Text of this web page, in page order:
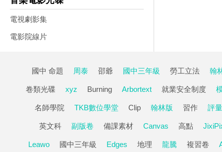
電視劇影集
電影院線片
國中 命題 周泰 邵爺 國中三年級 勞工立法 翰
卷類光碟 xyz Burning Arbortext 就業安全制度
名師學院 TKB數位學堂 Clip 翰林版 習作 評
英文科 副版卷 備課素材 Canvas 高點
Leawo 國中三年級 Edges 地理 龍騰 複習卷